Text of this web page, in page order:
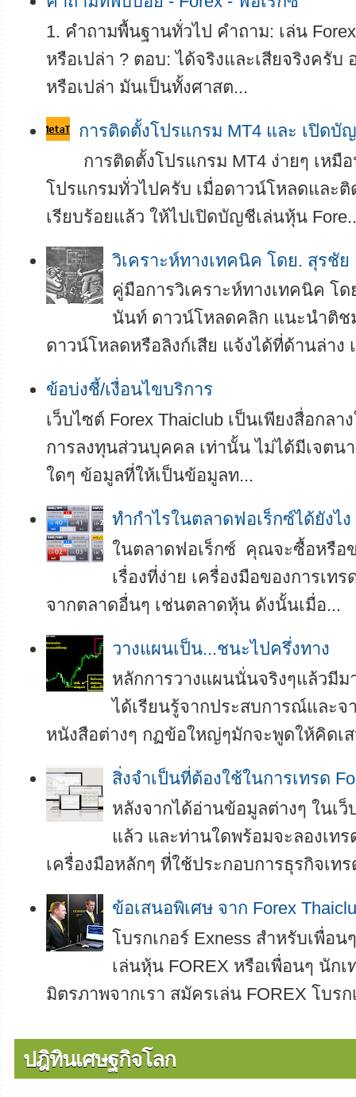
1. คำถามพื้นฐานทั่วไป คำถาม: เล่น
หรือเปล่า ? ตอบ: ได้จริงและเสียจริงครั
หรือเปล่า มันเป็นทั้งศาสต...
การติดตั้งโปรแกรม MT4 และ เปิดบั
การติดตั้งโปรแกรม MT4 ง่ายๆ เหมื
โปรแกรมทั่วไปครับ เมื่อดาวน์โหลดและ
เรียบร้อยแล้ว ให้ไปเปิดบัญชีเล่นหุ้น
­­วิเคราะห์ทางเทคนิค โดย. สุรชัย
คู่มือการวิเคราะห์ทางเทคนิค โ
นันท์ ดาวน์โหลดคลิก แนะนำติ
ดาวน์โหลดหรือลิงก์เสีย แจ้งได้ที่ด้านล่าง
ข้อบ่งชี้/เงื่อนไขบริการ
เว็บไซต์ Forex Thaiclub เป็นเพียงสื่อกลา
การลงทุนส่วนบุคคล เท่านั้น ไม่ได้มีเจตน
ใดๆ ข้อมูลที่ให้เป็นข้อมูลท...
ทำกำไรในตลาดฟอเร็กซ์ได้ยังไง
ในตลาดฟอเร็กซ์ คุณจะซื้อหรือ
เรื่องที่ง่าย เครื่องมือของการเท
จากตลาดอื่นๆ เช่นตลาดหุ้น ดังนั้นเมื่อ...
วางแผนเป็น...ชนะไปครึ่งทาง
หลักการวางแผนนั่นจริงๆแล้วมีม
ได้เรียนรู้จากประสบการณ์และจ
หนังสือต่างๆ กฏข้อใหญ่ๆมักจะพูดให้คิดเส
สิ่งจำเป็นที่ต้องใช้ในการเทรด
หลังจากได้อ่านข้อมูลต่างๆ ในเว็
แล้ว และท่านใดพร้อมจะลองเทร
เครื่องมือหลักๆ ที่ใช้ประกอบการธุรกิจเทร
ข้อเสนอพิเศษ จาก Forex
โบรกเกอร์ Exness สำหรับเพื่อ
เล่นหุ้น FOREX หรือเพื่อนๆ นัก
มิตรภาพจากเรา สมัครเล่น FOREX โบรก
ปฎิทินเศษฐกิจโลก